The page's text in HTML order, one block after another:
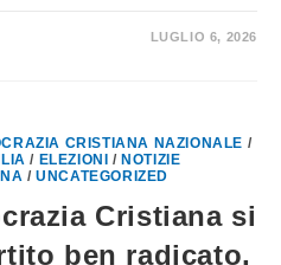
LUGLIO 6, 2026
CRISTIANA NAZIONALE /
/ ELEZIONI / NOTIZIE
/UNCATEGORIZED
Cristiana si
ben radicato,